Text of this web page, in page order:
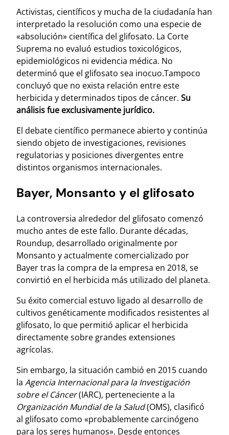
Activistas, científicos y mucha de la ciudadanía han
interpretado la resolución como una especie de
«absolución» científica del glifosato. La Corte
Suprema no evaluó estudios toxicológicos,
epidemiológicos ni evidencia médica. No
determinó que el glifosato sea inocuo.Tampoco
concluyó que no exista relación entre este
herbicida y determinados tipos de cáncer. Su
análisis fue exclusivamente jurídico.
El debate científico permanece abierto y continúa
siendo objeto de investigaciones, revisiones
regulatorias y posiciones divergentes entre
distintos organismos internacionales.
Bayer, Monsanto y el glifosato
La controversia alrededor del glifosato comenzó
mucho antes de este fallo. Durante décadas,
Roundup, desarrollado originalmente por
Monsanto y actualmente comercializado por
Bayer tras la compra de la empresa en 2018, se
convirtió en el herbicida más utilizado del planeta.
Su éxito comercial estuvo ligado al desarrollo de
cultivos genéticamente modificados resistentes al
glifosato, lo que permitió aplicar el herbicida
directamente sobre grandes extensiones
agrícolas.
Sin embargo, la situación cambió en 2015 cuando
la Agencia Internacional para la Investigación
sobre el Cáncer(IARC), perteneciente a la
Organización Mundial de la Salud(OMS), clasificó
al glifosato como «probablemente carcinógeno
para los seres humanos». Desde entonces